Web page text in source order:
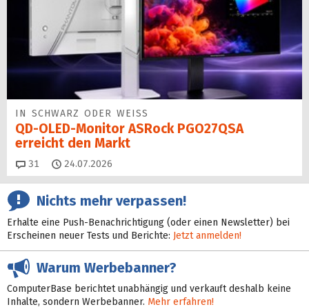
IN SCHWARZ ODER WEISS
QD-OLED-Monitor ASRock PGO27QSA
erreicht den Markt
31 Kommentare
24.07.2026
Nichts mehr verpassen!
Erhalte eine Push-Benachrichtigung (oder einen Newsletter) bei
Erscheinen neuer Tests und Berichte: Jetzt anmelden!
Warum Werbebanner?
ComputerBase berichtet unabhängig und verkauft deshalb keine
Inhalte, sondern Werbebanner. Mehr erfahren!